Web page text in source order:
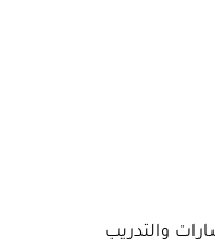
والتدريب